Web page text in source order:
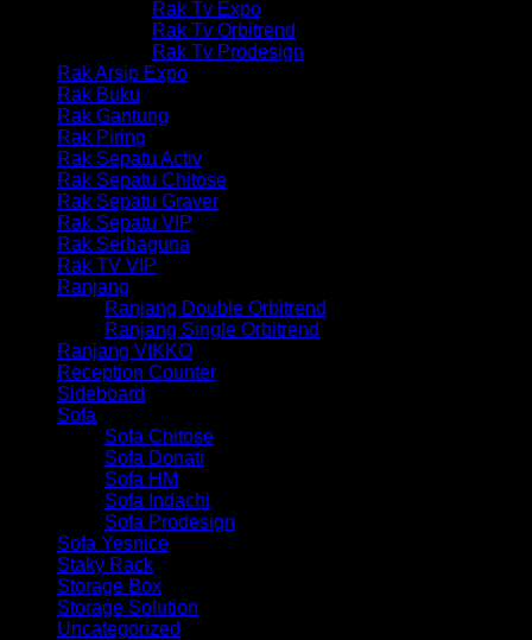
Rak Tv Expo
Rak Tv Orbitrend
Rak Tv Prodesign
Rak Arsip Expo
Rak Buku
Rak Gantung
Rak Piring
Rak Sepatu Activ
Rak Sepatu Chitose
Rak Sepatu Graver
Rak Sepatu VIP
Rak Serbaguna
Rak TV VIP
Ranjang
Ranjang Double Orbitrend
Ranjang Single Orbitrend
Ranjang VIKKO
Reception Counter
Sideboard
Sofa
Sofa Chitose
Sofa Donati
Sofa HM
Sofa Indachi
Sofa Prodesign
Sofa Yesnice
Staky Rack
Storage Box
Storage Solution
Uncategorized